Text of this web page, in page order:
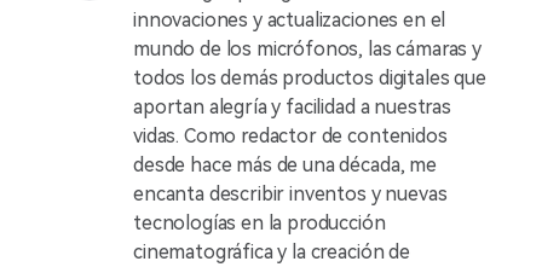
innovaciones y actualizaciones en el
mundo de los micrófonos, las cámaras y
todos los demás productos digitales que
aportan alegría y facilidad a nuestras
vidas. Como redactor de contenidos
desde hace más de una década, me
encanta describir inventos y nuevas
tecnologías en la producción
cinematográfica y la creación de